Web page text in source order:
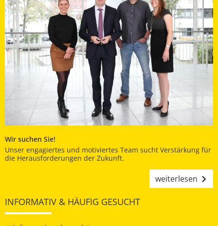
Wir suchen Sie!
Unser engagiertes und motiviertes Team sucht Verstärkung für
die Herausforderungen der Zukunft.
weiterlesen
INFORMATIV & HÄUFIG GESUCHT